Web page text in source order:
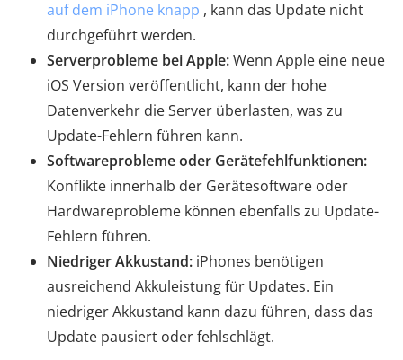
auf dem iPhone knapp , kann das Update nicht
durchgeführt werden.
Serverprobleme bei Apple:Wenn Apple eine neue
iOS Version veröffentlicht, kann der hohe
Datenverkehr die Server überlasten, was zu
Update-Fehlern führen kann.
Softwareprobleme oder Gerätefehlfunktionen:
Konflikte innerhalb der Gerätesoftware oder
Hardwareprobleme können ebenfalls zu Update-
Fehlern führen.
Niedriger Akkustand: iPhones benötigen
ausreichend Akkuleistung für Updates. Ein
niedriger Akkustand kann dazu führen, dass das
Update pausiert oder fehlschlägt.